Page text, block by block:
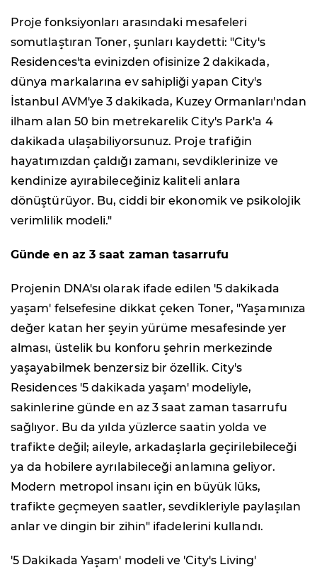
Proje fonksiyonları arasındaki mesafeleri
somutlaştıran Toner, şunları kaydetti: "City's
Residences'ta evinizden ofisinize 2 dakikada,
dünya markalarına ev sahipliği yapan City's
İstanbul AVM'ye 3 dakikada, Kuzey Ormanları'ndan
ilham alan 50 bin metrekarelik City's Park'a 4
dakikada ulaşabiliyorsunuz. Proje trafiğin
hayatımızdan çaldığı zamanı, sevdiklerinize ve
kendinize ayırabileceğiniz kaliteli anlara
dönüştürüyor. Bu, ciddi bir ekonomik ve psikolojik
verimlilik modeli."
Günde en az 3 saat zaman tasarrufu
Projenin DNA'sı olarak ifade edilen '5 dakikada
yaşam' felsefesine dikkat çeken Toner, "Yaşamınıza
değer katan her şeyin yürüme mesafesinde yer
alması, üstelik bu konforu şehrin merkezinde
yaşayabilmek benzersiz bir özellik. City's
Residences '5 dakikada yaşam' modeliyle,
sakinlerine günde en az 3 saat zaman tasarrufu
sağlıyor. Bu da yılda yüzlerce saatin yolda ve
trafikte değil; aileyle, arkadaşlarla geçirilebileceği
ya da hobilere ayrılabileceği anlamına geliyor.
Modern metropol insanı için en büyük lüks,
trafikte geçmeyen saatler, sevdikleriyle paylaşılan
anlar ve dingin bir zihin" ifadelerini kullandı.
'5 Dakikada Yaşam' modeli ve 'City's Living'